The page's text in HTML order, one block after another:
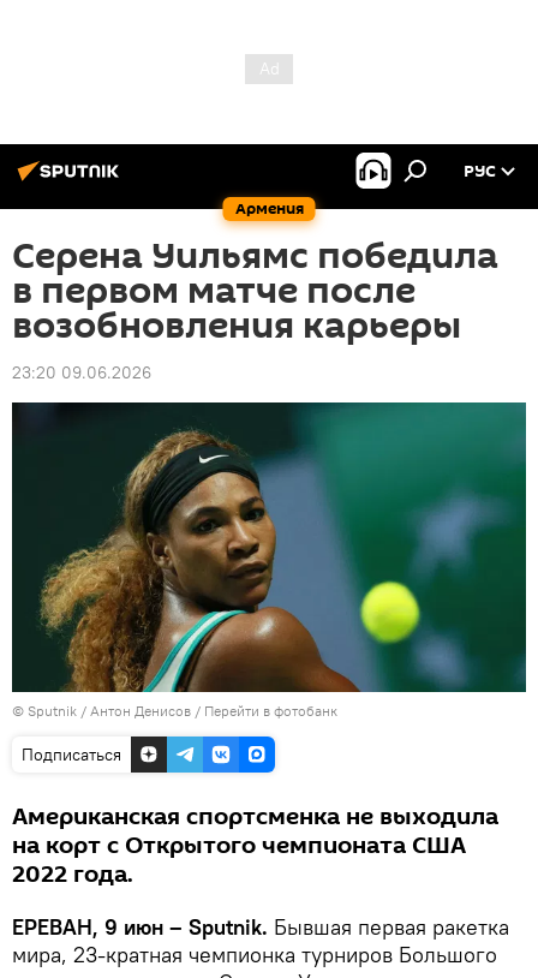
Армения
РУС
Серена Уильямс победила
в первом матче после
возобновления карьеры
23:20 09.06.2026
© Sputnik / Антон Денисов / Перейти в фотобанк
Подписаться
Американская спортсменка не выходила
на корт с Открытого чемпионата США
2022 года.
ЕРЕВАН, 9 июн – Sputnik. Бывшая первая ракетка
мира, 23-кратная чемпионка турниров Большого